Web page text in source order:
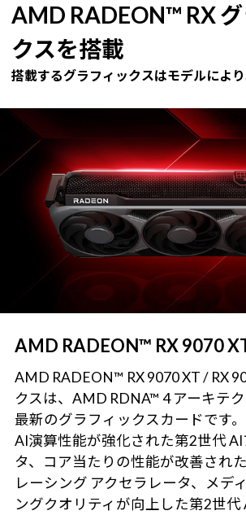
AMD RADEON™ RX
クスを搭載
搭載するグラフィックスはモデルによ
AMD RADEON™ RX 9070
AMD RADEON™ RX 9070 XT / RX
クスは、AMD RDNA™ 4 アーキテ
最新のグラフィックスカードです。
AI演算性能が強化された第2世代
タ、コア当たりの性能が改善され
レーシング アクセラレータ、メデ
ングクオリティが向上した第2世代